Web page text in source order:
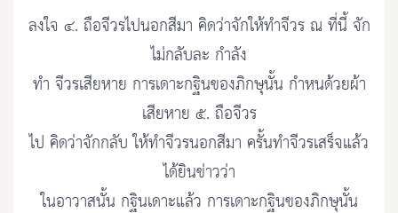
ลงใจ ๔. ถือจีวรไปนอกสีมา คิดว่าจักให้ทำจีวร ณ ที่นี้ จัก
ไม่กลับละ กำลัง
ทำ จีวรเสียหาย การเดาะกฐินของภิกษุนั้น กำหนด้วยผ้า
เสียหาย ๕. ถือจีวร
ไป คิดว่าจักกลับ ให้ทำจีวรนอกสีมา ครั้นทำจีวรเสร็จแล้ว
ได้ยินข่าวว่า
ในอาวาสนั้น กฐินเดาะแล้ว การเดาะกฐินของภิกษุนั้น